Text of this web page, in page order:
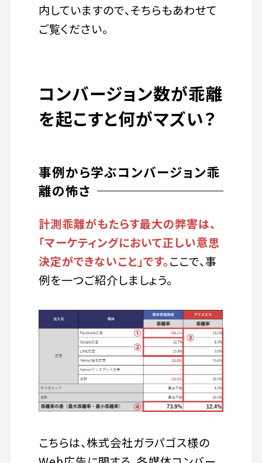
内していますので、そちらもあわせて
ご覧ください。
コンバージョン数が乖離
を起こすと何がマズい？
事例から学ぶコンバージョン乖
離の怖さ
計測乖離がもたらす最大の弊害は、
「マーケティングにおいて正しい意思
決定ができないこと」です。ここで、事
例を一つご紹介しましょう。
こちらは、株式会社ガラパゴス様の